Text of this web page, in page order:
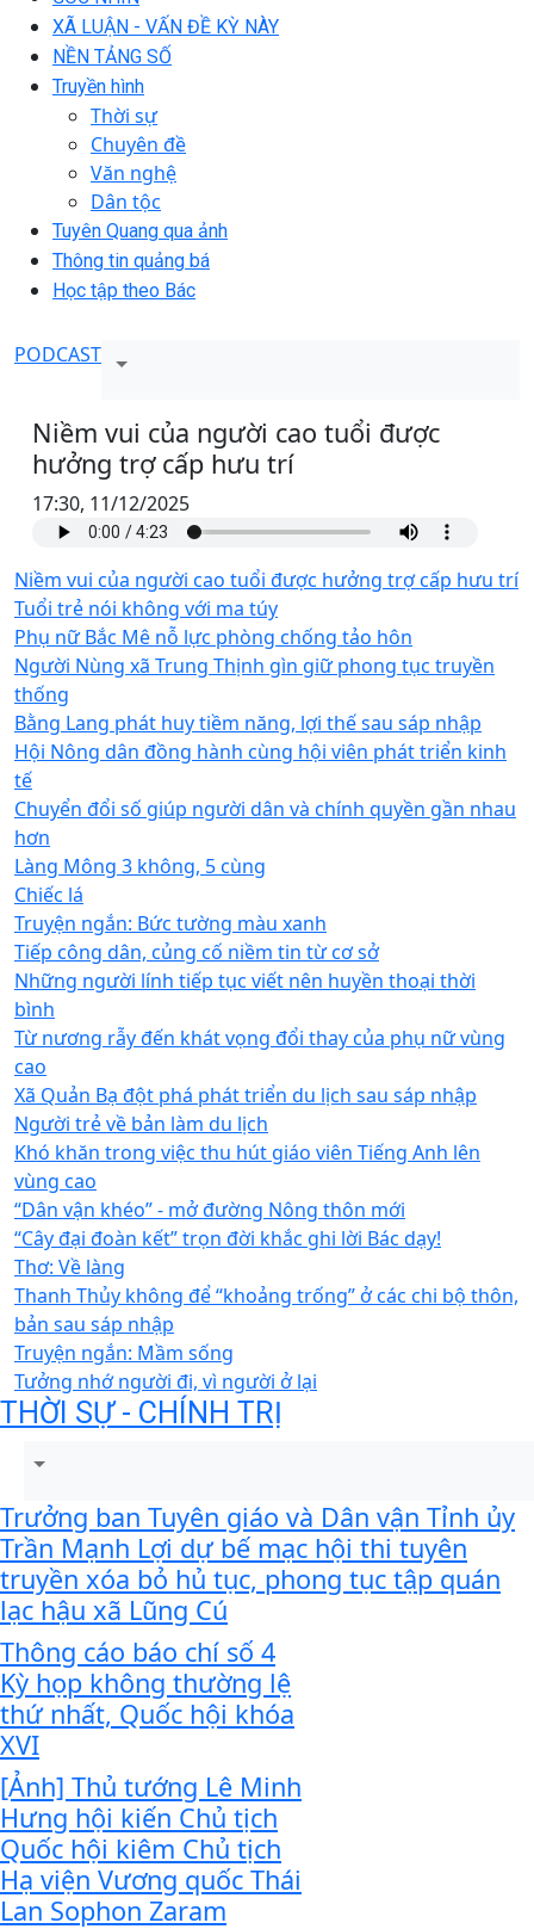
XÃ LUẬN - VẤN ĐỀ KỲ NÀY
NỀN TẢNG SỐ
Truyền hình
Thời sự
Chuyên đề
Văn nghệ
Dân tộc
Tuyên Quang qua ảnh
Thông tin quảng bá
Học tập theo Bác
PODCAST
Niềm vui của người cao tuổi được
hưởng trợ cấp hưu trí
17:30, 11/12/2025
Niềm vui của người cao tuổi được hưởng trợ cấp hưu trí
Tuổi trẻ nói không với ma túy
Phụ nữ Bắc Mê nỗ lực phòng chống tảo hôn
Người Nùng xã Trung Thịnh gìn giữ phong tục truyền
thống
Bằng Lang phát huy tiềm năng, lợi thế sau sáp nhập
Hội Nông dân đồng hành cùng hội viên phát triển kinh
tế
Chuyển đổi số giúp người dân và chính quyền gần nhau
hơn
Làng Mông 3 không, 5 cùng
Chiếc lá
Truyện ngắn: Bức tường màu xanh
Tiếp công dân, củng cố niềm tin từ cơ sở
Những người lính tiếp tục viết nên huyền thoại thời
bình
Từ nương rẫy đến khát vọng đổi thay của phụ nữ vùng
cao
Xã Quản Bạ đột phá phát triển du lịch sau sáp nhập
Người trẻ về bản làm du lịch
Khó khăn trong việc thu hút giáo viên Tiếng Anh lên
vùng cao
“Dân vận khéo” - mở đường Nông thôn mới
“Cây đại đoàn kết” trọn đời khắc ghi lời Bác dạy!
Thơ: Về làng
Thanh Thủy không để “khoảng trống” ở các chi bộ thôn,
bản sau sáp nhập
Truyện ngắn: Mầm sống
Tưởng nhớ người đi, vì người ở lại
THỜI SỰ - CHÍNH TRỊ
Trưởng ban Tuyên giáo và Dân vận Tỉnh ủy
Trần Mạnh Lợi dự bế mạc hội thi tuyên
truyền xóa bỏ hủ tục, phong tục tập quán
lạc hậu xã Lũng Cú
Thông cáo báo chí số 4
Kỳ họp không thường lệ
thứ nhất, Quốc hội khóa
XVI
[Ảnh] Thủ tướng Lê Minh
Hưng hội kiến Chủ tịch
Quốc hội kiêm Chủ tịch
Hạ viện Vương quốc Thái
Lan Sophon Zaram